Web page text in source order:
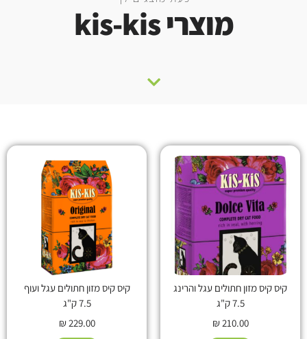
מוצרי kis-kis
קיס קיס מזון חתולים עגל והרינג
7.5 ק"ג
₪210.00
קיס קיס מזון חתולים עגל ועוף
7.5 ק"ג
₪229.00